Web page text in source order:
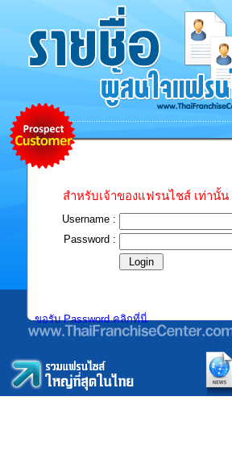
สำหรับเจ้าของแฟรนไชส์ เท่านั้น
Username :
Password :
ขอรับ Password คลิกที่นี่